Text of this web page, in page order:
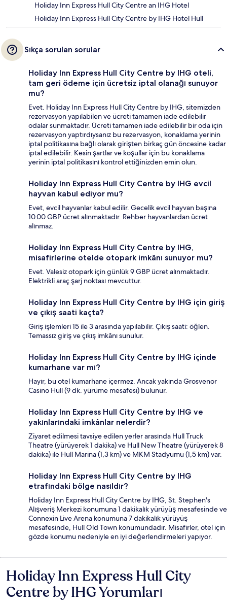
Holiday Inn Express Hull City Centre an IHG Hotel
Holiday Inn Express Hull City Centre by IHG Hotel Hull
Sıkça sorulan sorular
Holiday Inn Express Hull City Centre by IHG oteli,
tam geri ödeme için ücretsiz iptal olanağı sunuyor
mu?
Evet. Holiday Inn Express Hull City Centre by IHG, sitemizden
rezervasyon yapılabilen ve ücreti tamamen iade edilebilir
odalar sunmaktadır. Ücreti tamamen iade edilebilir bir oda için
rezervasyon yaptırdıysanız bu rezervasyon, konaklama yerinin
iptal politikasına bağlı olarak girişten birkaç gün öncesine kadar
iptal edilebilir. Kesin şartlar ve koşullar için bu konaklama
yerinin iptal politikasını kontrol ettiğinizden emin olun.
Holiday Inn Express Hull City Centre by IHG evcil
hayvan kabul ediyor mu?
Evet, evcil hayvanlar kabul edilir. Gecelik evcil hayvan başına
10.00 GBP ücret alınmaktadır. Rehber hayvanlardan ücret
alınmaz.
Holiday Inn Express Hull City Centre by IHG,
misafirlerine otelde otopark imkânı sunuyor mu?
Evet. Valesiz otopark için günlük 9 GBP ücret alınmaktadır.
Elektrikli araç şarj noktası mevcuttur.
Holiday Inn Express Hull City Centre by IHG için giriş
ve çıkış saati kaçta?
Giriş işlemleri 15 ile 3 arasında yapılabilir. Çıkış saati: öğlen.
Temassız giriş ve çıkış imkânı sunulur.
Holiday Inn Express Hull City Centre by IHG içinde
kumarhane var mı?
Hayır, bu otel kumarhane içermez. Ancak yakında Grosvenor
Casino Hull (9 dk. yürüme mesafesi) bulunur.
Holiday Inn Express Hull City Centre by IHG ve
yakınlarındaki imkânlar nelerdir?
Ziyaret edilmesi tavsiye edilen yerler arasında Hull Truck
Theatre (yürüyerek 1 dakika) ve Hull New Theatre (yürüyerek 8
dakika) ile Hull Marina (1,3 km) ve MKM Stadyumu (1,5 km) var.
Holiday Inn Express Hull City Centre by IHG
etrafındaki bölge nasıldır?
Holiday Inn Express Hull City Centre by IHG, St. Stephen's
Alışveriş Merkezi konumuna 1 dakikalık yürüyüş mesafesinde ve
Connexin Live Arena konumuna 7 dakikalık yürüyüş
mesafesinde, Hull Old Town konumundadır. Misafirler, otel için
gözde konumu nedeniyle en iyi değerlendirmeleri yapıyor.
Yorumlar
Holiday Inn Express Hull City
Centre by IHG Yorumları